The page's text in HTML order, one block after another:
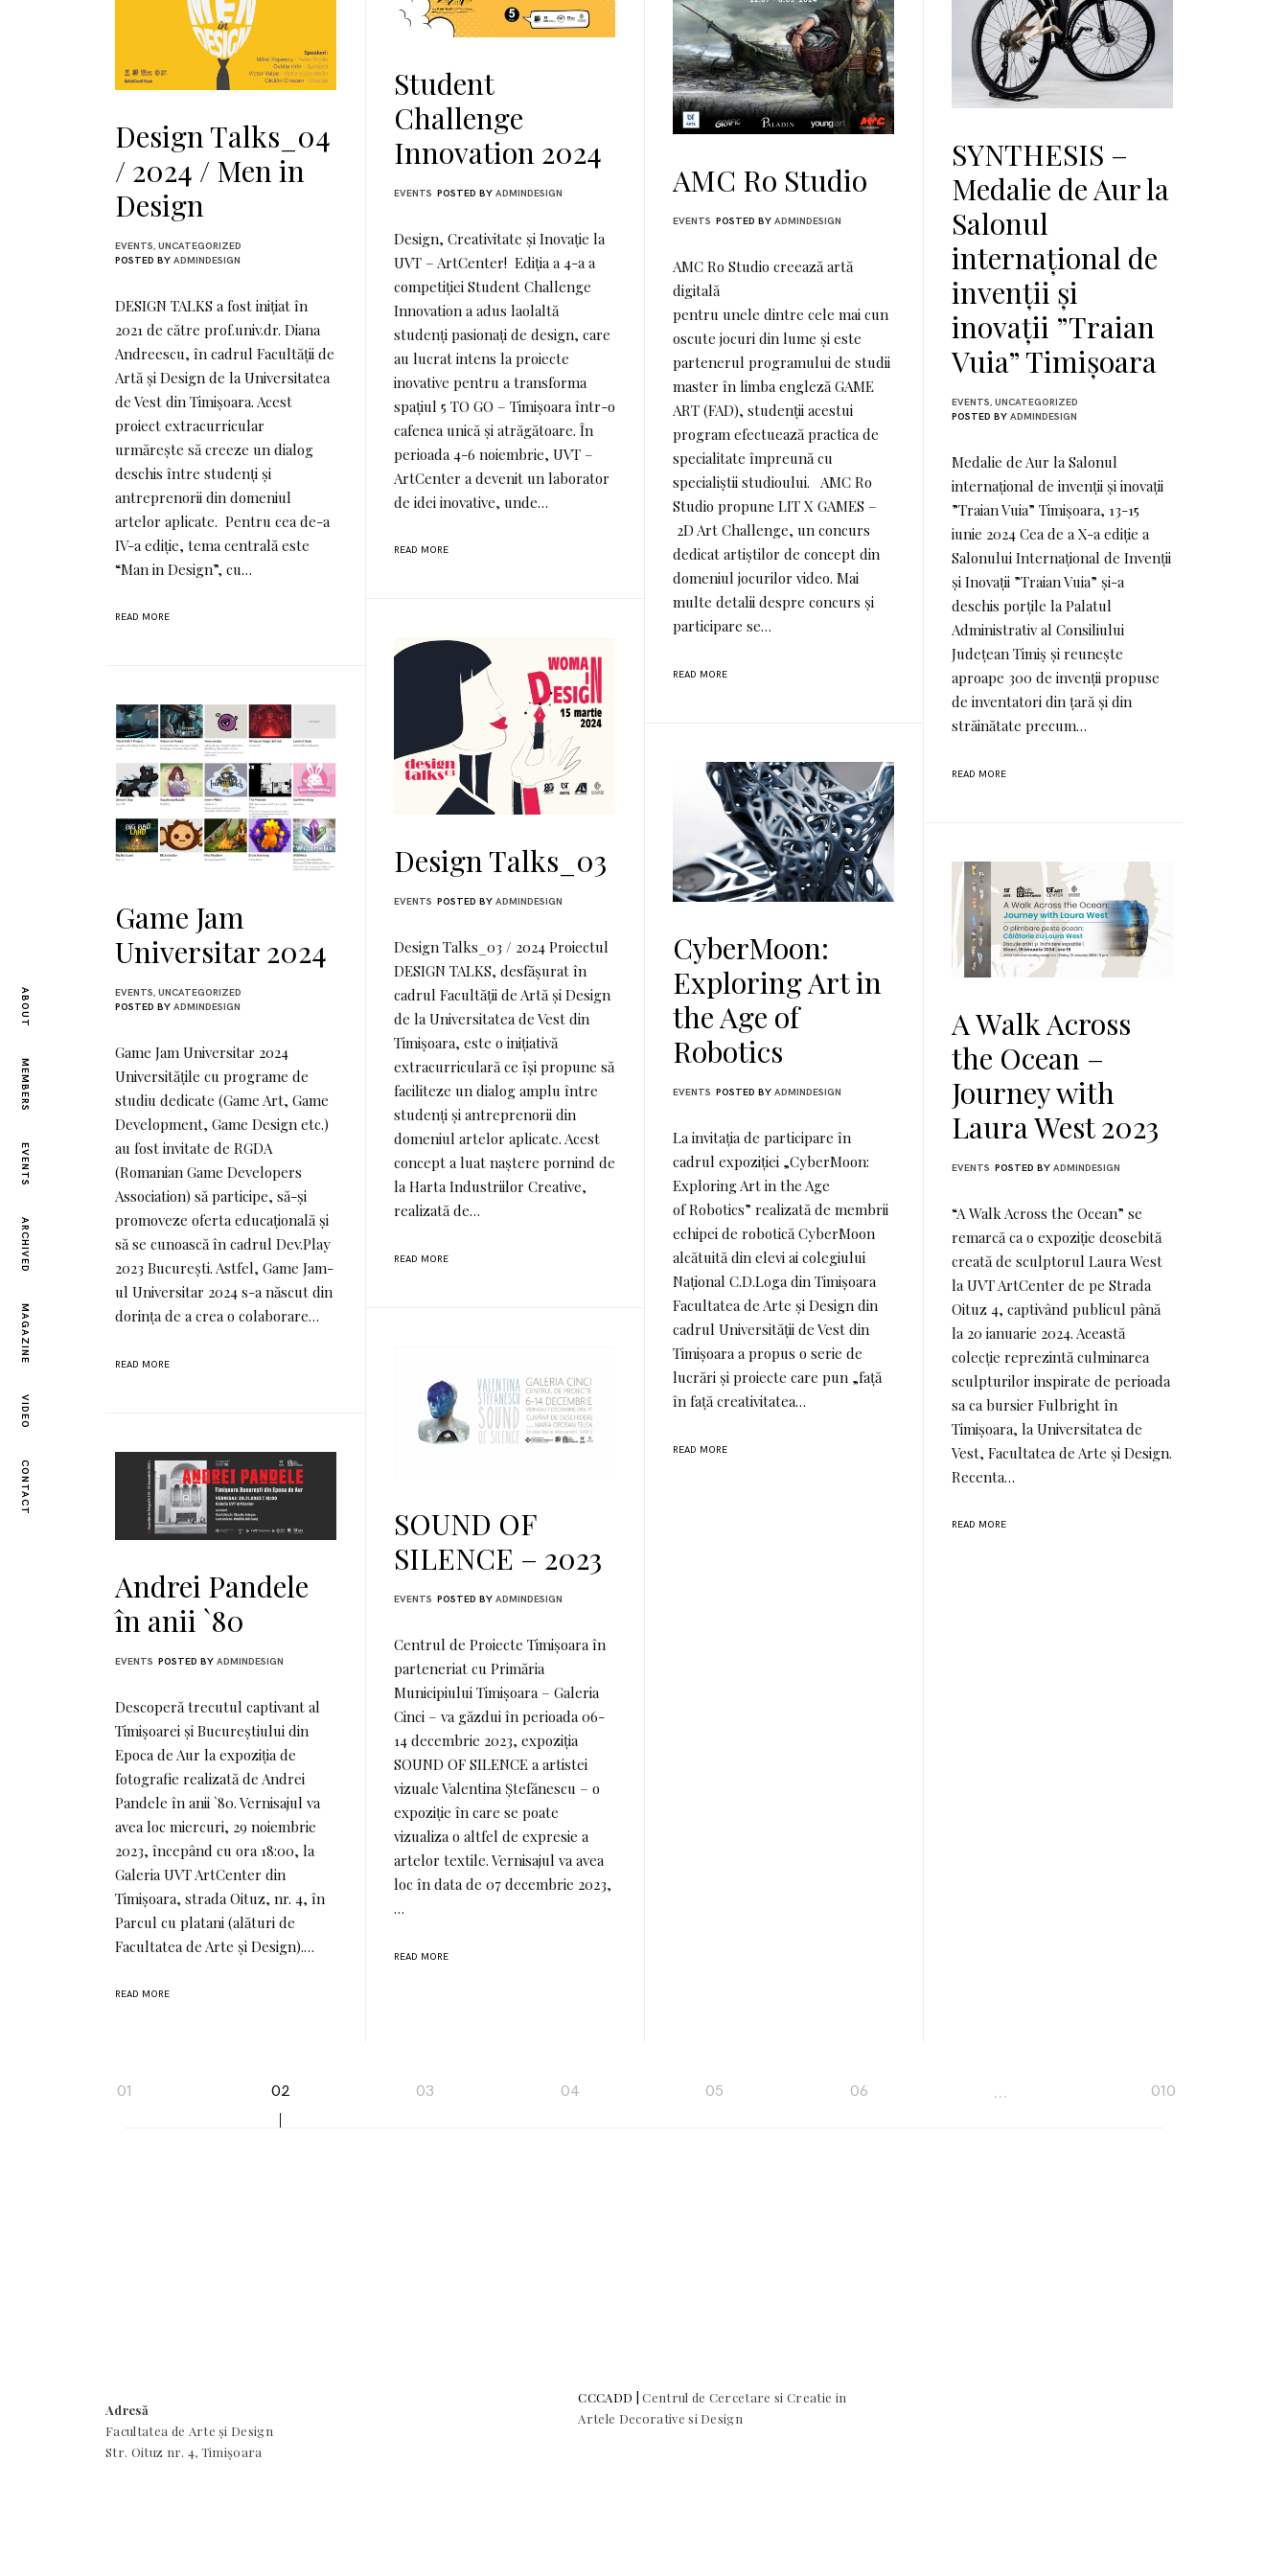
Decorative
si Design
ABOUT
MEMBERS
EVENTS
ARCHIVED
MAGAZINE
VIDEO
CONTACT
Design Talks_04
/ 2024 / Men in
Design
EVENTS, UNCATEGORIZED
POSTED BY ADMINDESIGN
DESIGN TALKS a fost inițiat în
2021 de către prof.univ.dr. Diana
Andreescu, în cadrul Facultății de
Artă și Design de la Universitatea
de Vest din Timișoara. Acest
proiect extracurricular
urmărește să creeze un dialog
deschis între studenți și
antreprenorii din domeniul
artelor aplicate. Pentru cea de-a
IV-a ediție, tema centrală este
“Man in Design”, cu…
READ MORE
Student
Challenge
Innovation 2024
EVENTS POSTED BY ADMINDESIGN
Design, Creativitate și Inovație la
UVT – ArtCenter! Ediția a 4-a a
competiției Student Challenge
Innovation a adus laolaltă
studenți pasionați de design, care
au lucrat intens la proiecte
inovative pentru a transforma
spațiul 5 TO GO – Timișoara într-o
cafenea unică și atrăgătoare. În
perioada 4-6 noiembrie, UVT –
ArtCenter a devenit un laborator
de idei inovative, unde…
READ MORE
AMC Ro Studio
EVENTS POSTED BY ADMINDESIGN
AMC Ro Studio creează artă
digitală
pentru unele dintre cele mai cun
oscute jocuri din lume și este
partenerul programului de studii
master în limba engleză GAME
ART (FAD), studenții acestui
program efectuează practica de
specialitate împreună cu
specialiștii studioului. AMC Ro
Studio propune LIT X GAMES –
2D Art Challenge, un concurs
dedicat artiștilor de concept din
domeniul jocurilor video. Mai
multe detalii despre concurs și
participare se…
READ MORE
SYNTHESIS –
Medalie de Aur la
Salonul
internațional de
invenții și
inovații ”Traian
Vuia” Timișoara
EVENTS, UNCATEGORIZED
POSTED BY ADMINDESIGN
Medalie de Aur la Salonul
internațional de invenții și inovații
”Traian Vuia” Timișoara, 13-15
iunie 2024 Cea de a X-a ediție a
Salonului Internațional de Invenții
și Inovații ”Traian Vuia” și-a
deschis porțile la Palatul
Administrativ al Consiliului
Județean Timiș și reunește
aproape 300 de invenții propuse
de inventatori din țară și din
străinătate precum…
READ MORE
Design Talks_03
EVENTS POSTED BY ADMINDESIGN
Design Talks_03 / 2024 Proiectul
DESIGN TALKS, desfășurat în
cadrul Facultății de Artă și Design
de la Universitatea de Vest din
Timișoara, este o inițiativă
extracurriculară ce își propune să
faciliteze un dialog amplu între
studenți și antreprenorii din
domeniul artelor aplicate. Acest
concept a luat naștere pornind de
la Harta Industriilor Creative,
realizată de…
READ MORE
Game Jam
Universitar 2024
EVENTS, UNCATEGORIZED
POSTED BY ADMINDESIGN
Game Jam Universitar 2024
Universitățile cu programe de
studiu dedicate (Game Art, Game
Development, Game Design etc.)
au fost invitate de RGDA
(Romanian Game Developers
Association) să participe, să-și
promoveze oferta educațională și
să se cunoască în cadrul Dev.Play
2023 București. Astfel, Game Jam-
ul Universitar 2024 s-a născut din
dorința de a crea o colaborare…
READ MORE
CyberMoon:
Exploring Art in
the Age of
Robotics
EVENTS POSTED BY ADMINDESIGN
La invitația de participare în
cadrul expoziției „CyberMoon:
Exploring Art in the Age
of Robotics” realizată de membrii
echipei de robotică CyberMoon
alcătuită din elevi ai colegiului
Național C.D.Loga din Timișoara
Facultatea de Arte și Design din
cadrul Universității de Vest din
Timișoara a propus o serie de
lucrări și proiecte care pun „față
în față creativitatea…
READ MORE
A Walk Across
the Ocean –
Journey with
Laura West 2023
EVENTS POSTED BY ADMINDESIGN
“A Walk Across the Ocean” se
remarcă ca o expoziție deosebită
creată de sculptorul Laura West
la UVT ArtCenter de pe Strada
Oituz 4, captivând publicul până
la 20 ianuarie 2024. Această
colecție reprezintă culminarea
sculpturilor inspirate de perioada
sa ca bursier Fulbright în
Timișoara, la Universitatea de
Vest, Facultatea de Arte și Design.
Recenta…
READ MORE
SOUND OF
SILENCE – 2023
EVENTS POSTED BY ADMINDESIGN
Centrul de Proiecte Timișoara în
parteneriat cu Primăria
Municipiului Timișoara – Galeria
Cinci – va găzdui în perioada 06-
14 decembrie 2023, expoziția
SOUND OF SILENCE a artistei
vizuale Valentina Ștefănescu – o
expoziție în care se poate
vizualiza o altfel de expresie a
artelor textile. Vernisajul va avea
loc în data de 07 decembrie 2023,
…
READ MORE
Andrei Pandele
în anii `80
EVENTS POSTED BY ADMINDESIGN
Descoperă trecutul captivant al
Timișoarei și Bucureștiului din
Epoca de Aur la expoziția de
fotografie realizată de Andrei
Pandele în anii `80. Vernisajul va
avea loc miercuri, 29 noiembrie
2023, începând cu ora 18:00, la
Galeria UVT ArtCenter din
Timișoara, strada Oituz, nr. 4, în
Parcul cu platani (alături de
Facultatea de Arte și Design).…
READ MORE
Page
01 02 03 04 05 06 … 010
Adresă
Facultatea de Arte și Design
Str. Oituz nr. 4, Timișoara
CCCADD |Centrul de Cercetare si Creatie in
Artele Decorative si Design